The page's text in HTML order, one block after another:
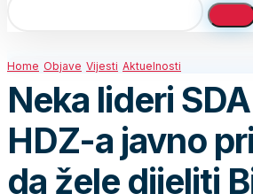
Home Objave Vijesti Aktuelnosti
Neka lideri
HDZ-a javno
da žele dijeliti